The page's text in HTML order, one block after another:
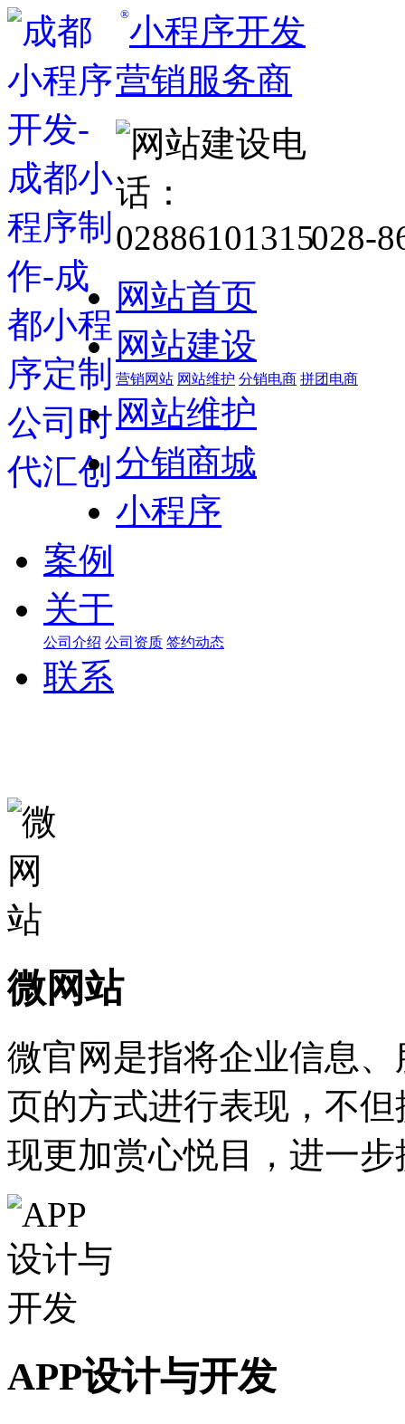
®小程序开发
营销服务商
028-
网站首页
网站建设
营销网站 网站维护 分销电商 拼团电商
网站维护
分销商城
小程序
案例
关于
公司介绍 公司资质 签约动态
联系
微网站
微官网是指将企业信息
页的方式进行表现，不
现更加赏心悦目，进一
APP设计与开发